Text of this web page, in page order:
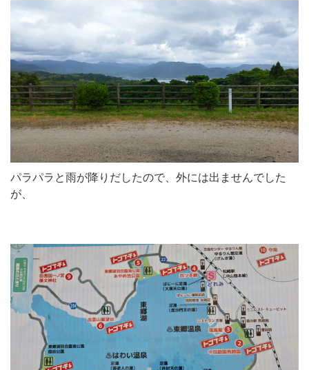
パラパラと雨が降りだしたので、外には出ませんでした
が、